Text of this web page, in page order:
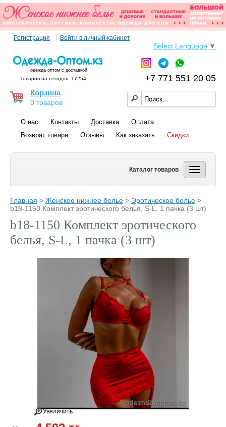
Регистрация Войти в личный кабинет
Select Language ▼
одежда оптом с доставкой
+7 771 551 20 05
Товаров на сегодня: 17254
Корзина
0 товаров
О нас Контакты Доставка
Оплата
Возврат товара
Отзывы Как заказать Скидки
Каталог товаров
Главная > Женское нижнее белье > Эротическое белье >
b18-1150 Комплект эротического белья, S-L, 1 пачка (3 шт)
b18-1150 Комплект эротического
белья, S-L, 1 пачка (3 шт)
Увеличить